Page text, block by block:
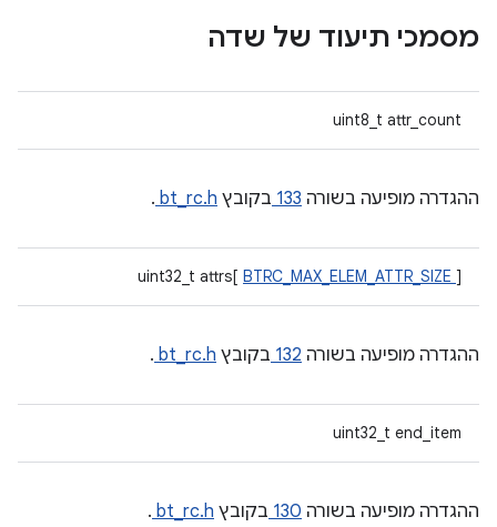
מסמכי תיעוד של שדה
uint8_t attr_count
ההגדרה מופיעה בשורה 133 בקובץ bt_rc.h
.
uint32_t attrs[ BTRC_MAX_ELEM_ATTR_SIZE ]
ההגדרה מופיעה בשורה 132 בקובץ bt_rc.h
.
uint32_t end_item
ההגדרה מופיעה בשורה 130 בקובץ bt_rc.h
.